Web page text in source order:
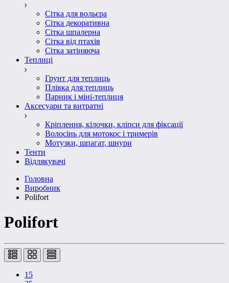
Сітка для вольєра
Сітка декоративна
Сітка шпалерна
Сітка від птахів
Сітка затіняюча
Теплиці
Грунт для теплиць
Плівка для теплиць
Парник і міні-теплиця
Аксесуари та витратні
Кріплення, кілочки, кліпси для фіксації
Волосінь для мотокос і тримерів
Мотузки, шпагат, шнури
Тенти
Відлякувачі
Головна
Виробник
Polifort
Polifort
15